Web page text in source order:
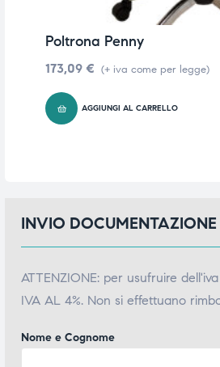
Poltrona Penny
173,09 € (+ iva come per legge)
AGGIUNGI AL CARRELLO
INVIO
ATTENZIONE: per usufruire
IVA AL 4%. Non si effettuano
Nome e Cognome